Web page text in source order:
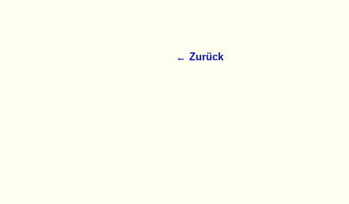
← Zurück